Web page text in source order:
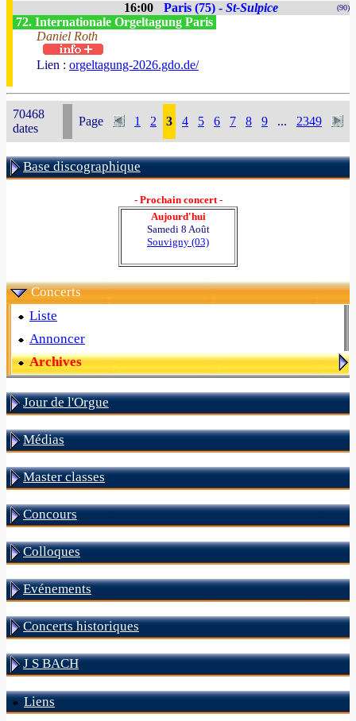
16:00 Paris (75) - St-Sulpice (90)
72. Internationale Orgeltagung Paris
Daniel Roth
Lien : orgeltagung-2026.gdo.de/
70468
dates
Page 1 2 3 4 5 6 7 8 9 ... 2349
Base discographique
- Prochain concert -
Aujourd'hui
Samedi 8 Août
Souvigny (03)
Concerts
Liste
Annoncer
Archives
Jour de l'Orgue
Médias
Master classes
Concours
Colloques
Evénements
Concerts historiques
J S BACH
Liens